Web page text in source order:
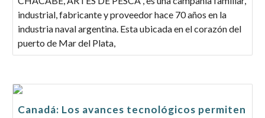
industrial, fabricante y proveedor hace 70 años en la
industria naval argentina. Esta ubicada en el corazón del
puerto de Mar del Plata,
Canadá: Los avances tecnológicos permiten